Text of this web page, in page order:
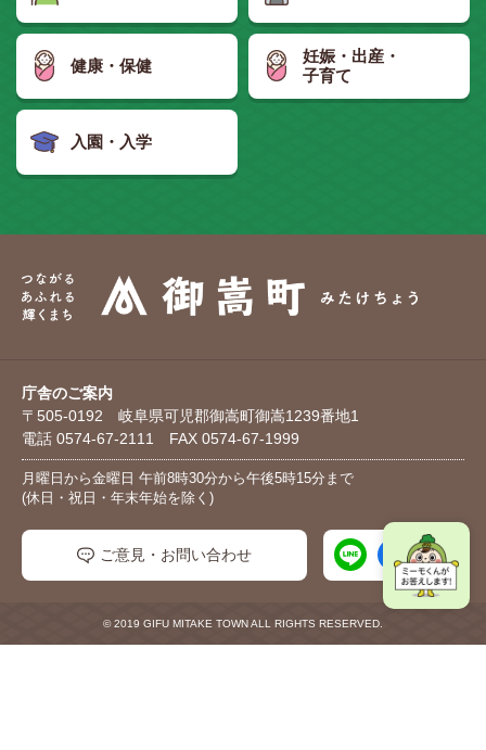
健康・保健
妊娠・出産・
子育て
入園・入学
庁舎のご案内
〒505-0192 岐阜県可児郡御嵩町御嵩1239番地1
電話 0574-67-2111 FAX 0574-67-1999
月曜日から金曜日 午前8時30分から午後5時15分まで
(休日・祝日・年末年始を除く)
ご意見・お問い合わせ
© 2019 GIFU MITAKE TOWN ALL RIGHTS RESERVED.